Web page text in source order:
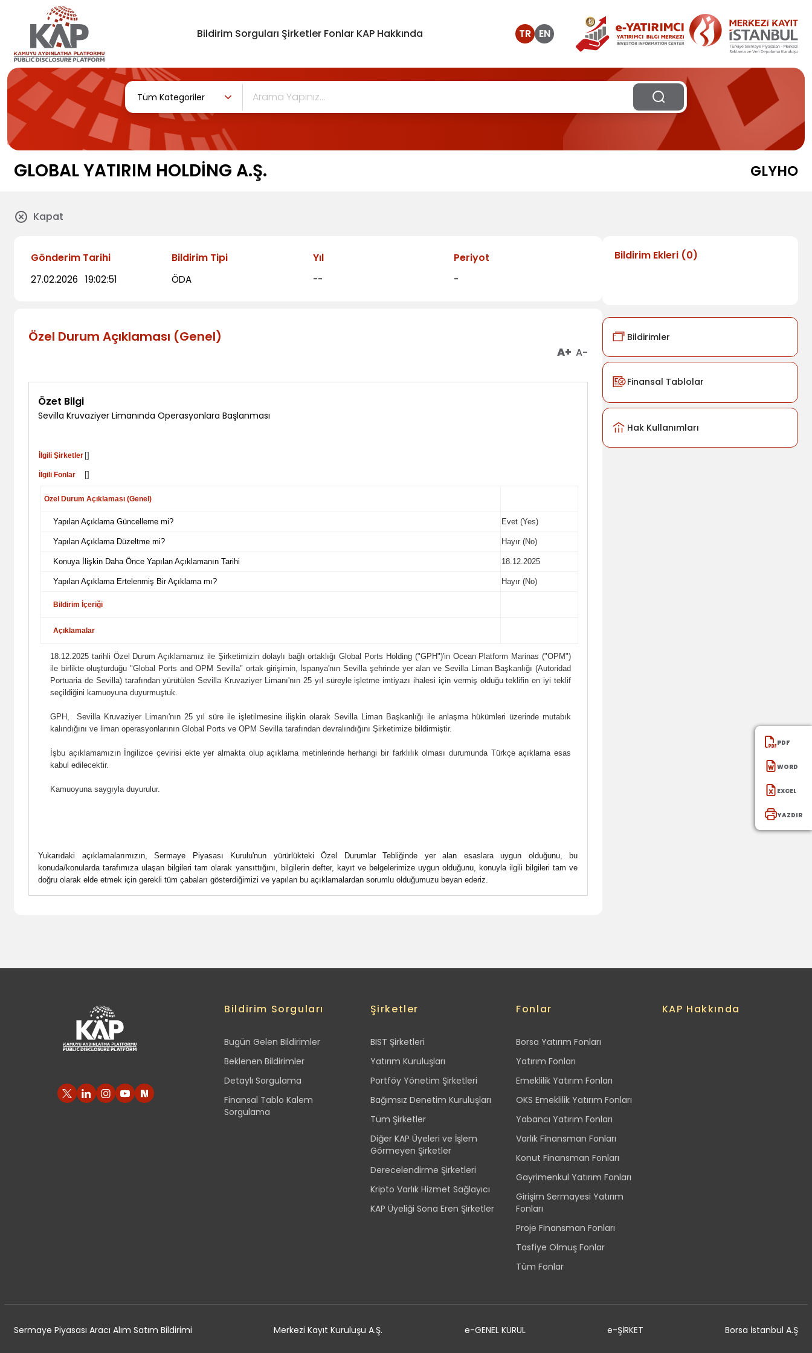
Bildirim Sorguları Şirketler Fonlar KAP Hakkında TR EN
Tüm Kategoriler
GLOBAL YATIRIM HOLDİNG A.Ş. GLYHO
Kapat
Gönderim Tarihi
27.02.2026 19:02:51
Bildirim Tipi
ÖDA
Yıl
--
Periyot
-
Özel Durum Açıklaması (Genel)
A+ A-
Özet Bilgi
Sevilla Kruvaziyer Limanında Operasyonlara Başlanması
İlgili Şirketler []
İlgili Fonlar []
Özel Durum Açıklaması (Genel)
Yapılan Açıklama Güncelleme mi? Evet (Yes)
Yapılan Açıklama Düzeltme mi? Hayır (No)
Konuya İlişkin Daha Önce Yapılan Açıklamanın Tarihi 18.12.2025
Yapılan Açıklama Ertelenmiş Bir Açıklama mı? Hayır (No)
Bildirim İçeriği
Açıklamalar
18.12.2025 tarihli Özel Durum Açıklamamız ile Şirketimizin dolaylı bağlı ortaklığı Global Ports Holding ("GPH")'in Ocean Platform Marinas ("OPM")
ile birlikte oluşturduğu "Global Ports and OPM Sevilla" ortak girişimin, İspanya'nın Sevilla şehrinde yer alan ve Sevilla Liman Başkanlığı (Autoridad
Portuaria de Sevilla) tarafından yürütülen Sevilla Kruvaziyer Limanı'nın 25 yıl süreyle işletme imtiyazı ihalesi için vermiş olduğu teklifin en iyi teklif
seçildiğini kamuoyuna duyurmuştuk.
GPH, Sevilla Kruvaziyer Limanı'nın 25 yıl süre ile işletilmesine ilişkin olarak Sevilla Liman Başkanlığı ile anlaşma hükümleri üzerinde mutabık
kalındığını ve liman operasyonlarının Global Ports ve OPM Sevilla tarafından devralındığını Şirketimize bildirmiştir.
İşbu açıklamamızın İngilizce çevirisi ekte yer almakta olup açıklama metinlerinde herhangi bir farklılık olması durumunda Türkçe açıklama esas
kabul edilecektir.
Kamuoyuna saygıyla duyurulur.
Yukarıdaki açıklamalarımızın, Sermaye Piyasası Kurulu'nun yürürlükteki Özel Durumlar Tebliğinde yer alan esaslara uygun olduğunu, bu
konuda/konularda tarafımıza ulaşan bilgileri tam olarak yansıttığını, bilgilerin defter, kayıt ve belgelerimize uygun olduğunu, konuyla ilgili bilgileri tam ve
doğru olarak elde etmek için gerekli tüm çabaları gösterdiğimizi ve yapılan bu açıklamalardan sorumlu olduğumuzu beyan ederiz.
Bildirim Ekleri(0)
Bildirimler
Finansal Tablolar
Hak Kullanımları
PDF
WORD
EXCEl
YAZDIR
Bildirim Sorguları
Bugün Gelen Bildirimler
Beklenen Bildirimler
Detaylı Sorgulama
Finansal Tablo Kalem
Sorgulama
Şirketler
BIST Şirketleri
Yatırım Kuruluşları
Portföy Yönetim Şirketleri
Bağımsız Denetim Kuruluşları
Tüm Şirketler
Diğer KAP Üyeleri ve İşlem
Görmeyen Şirketler
Derecelendirme Şirketleri
Kripto Varlık Hizmet Sağlayıcı
KAP Üyeliği Sona Eren Şirketler
Fonlar
Borsa Yatırım Fonları
Yatırım Fonları
Emeklilik Yatırım Fonları
OKS Emeklilik Yatırım Fonları
Yabancı Yatırım Fonları
Varlık Finansman Fonları
Konut Finansman Fonları
Gayrimenkul Yatırım Fonları
Girişim Sermayesi Yatırım
Fonları
Proje Finansman Fonları
Tasfiye Olmuş Fonlar
Tüm Fonlar
KAP Hakkında
Sermaye Piyasası Aracı Alım Satım Bildirimi Merkezi Kayıt Kuruluşu A.Ş. e-GENEL KURUL e-ŞİRKET Borsa İstanbul A.Ş